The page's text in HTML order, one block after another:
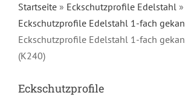
Startseite » Eckschutzprofile Edelstahl »
Eckschutzprofile Edelstahl 1-fach
Eckschutzprofile Edelstahl 1-fach
(K240)
Eckschutzprofile